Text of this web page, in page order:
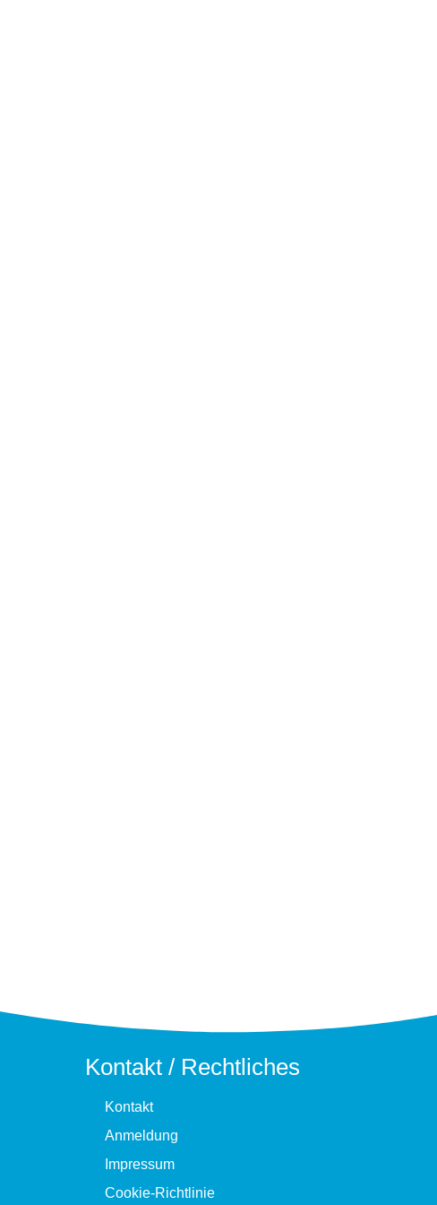
Kontakt / Rechtliches
Kontakt
Anmeldung
Impressum
Cookie-Richtlinie